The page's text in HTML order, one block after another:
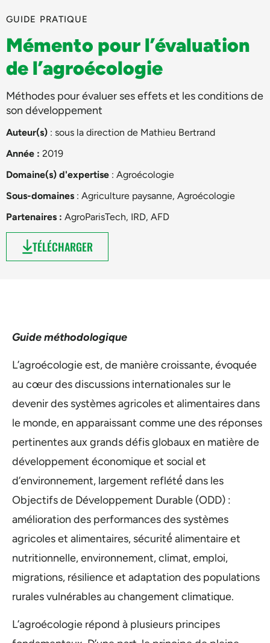
GUIDE PRATIQUE
Mémento pour l’évaluation
de l’agroécologie
Méthodes pour évaluer ses effets et les conditions de
son développement
Auteur(s) : sous la direction de Mathieu Bertrand
Année : 2019
Domaine(s) d'expertise : Agroécologie
Sous-domaines : Agriculture paysanne, Agroécologie
Partenaires : AgroParisTech, IRD, AFD
TÉLÉCHARGER
Guide méthodologique
L’agroécologie est, de manière croissante, évoquée
au cœur des discussions internationales sur le
devenir des systèmes agricoles et alimentaires dans
le monde, en apparaissant comme une des réponses
pertinentes aux grands défis globaux en matière de
développement économique et social et
d’environnement, largement reflété́ dans les
Objectifs de Développement Durable (ODD) :
amélioration des performances des systèmes
agricoles et alimentaires, sécurité́ alimentaire et
nutritionnelle, environnement, climat, emploi,
migrations, résilience et adaptation des populations
rurales vulnérables au changement climatique.
L’agroécologie répond à plusieurs principes